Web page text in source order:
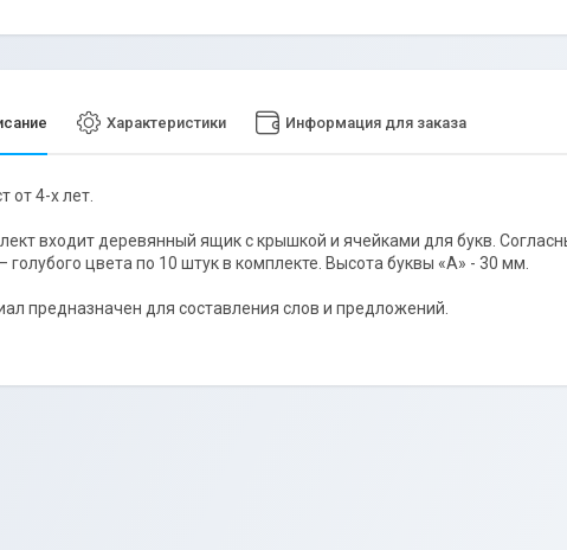
Характеристики Информация для заказа
от 4-х лет.
входит деревянный ящик с крышкой и ячейками для букв.
голубого цвета по 10 штук в комплекте. Высота буквы «A» - 30 мм.
предназначен для составления слов и предложений.